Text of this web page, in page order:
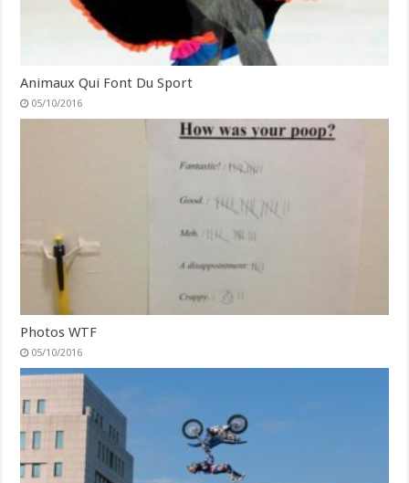
Animaux Qui Font Du Sport
05/10/2016
Photos WTF
05/10/2016